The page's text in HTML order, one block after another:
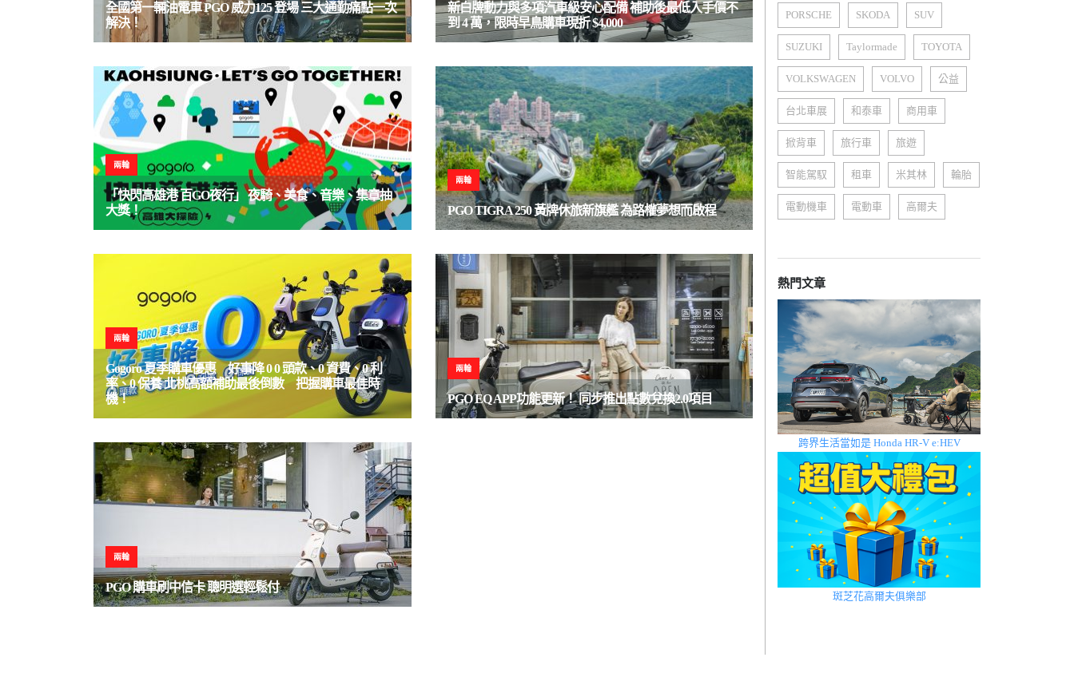
全國第一輛油電車 PGO 威力125 登場 三大通勤痛點一次
解決！
新白牌動力與多項汽車級安心配備 補助後最低入手價不
到 4 萬，限時早鳥購車現折 $4,000
兩輪
「快閃高雄港 百GO夜行」 夜騎、美食、音樂、集章抽
大獎！
兩輪
PGO TIGRA 250 黃牌休旅新旗艦 為路權夢想而啟程
兩輪
Gogoro 夏季購車優惠 好事降 0 0 頭款、0 資費、0 利
率、0 保養 北桃高額補助最後倒數 把握購車最佳時
機！
兩輪
PGO EQ APP功能更新！ 同步推出點數兌換2.0項目
兩輪
PGO 購車刷中信卡 聰明選輕鬆付
PORSCHE SKODA SUV
SUZUKI Taylormade TOYOTA
VOLKSWAGEN VOLVO 公益
台北車展 和泰車 商用車
掀背車 旅行車 旅遊
智能駕馭 租車 米其林 輪胎
電動機車 電動車 高爾夫
熱門文章
跨界生活當如是 Honda HR-V e:HEV
斑芝花高爾夫俱樂部